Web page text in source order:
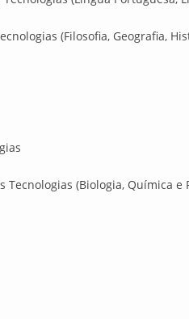
(Filosofia, Geografia,
(Biologia, Química e